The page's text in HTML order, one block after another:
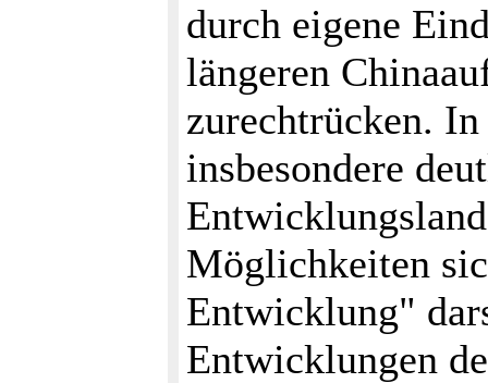
durch eigene
längeren
zurechtrücken.
insbesondere
Möglichkeiten
Entwicklung"
Entwicklungen